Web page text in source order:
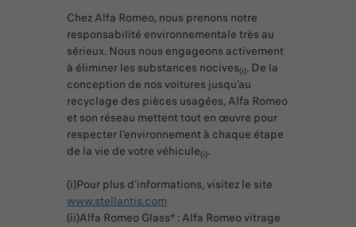
Chez Alfa Romeo, nous prenons notre
responsabilité environnementale très au
sérieux. Nous nous engageons activement
à éliminer les substances nocives(i). De la
conception de nos voitures jusqu'au
recyclage des pièces usagées, Alfa Romeo
et son réseau mettent tout en œuvre pour
respecter l'environnement à chaque étape
de la vie de votre véhicule(i).
(i)Pour plus d'informations, visitez le site
www.stellantis.com
(ii)Alfa Romeo Glass* : Alfa Romeo vitrage